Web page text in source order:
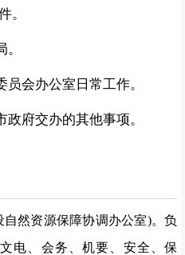
。
会办公室日常工作。
府交办的其他事项。
然资源保障协调办公室)。 负
电、会务、机要、安全、保